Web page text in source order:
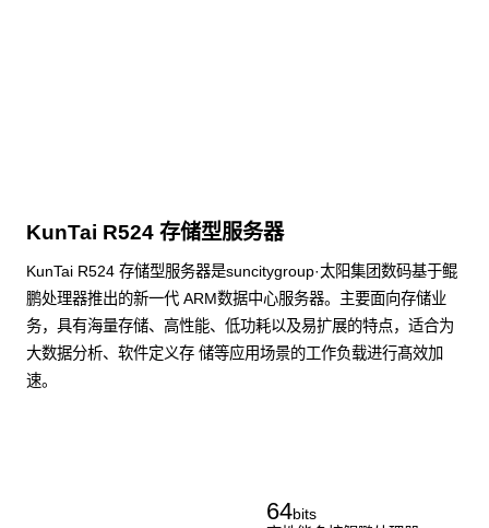
KunTai R524 存储型服务器
KunTai R524 存储型服务器是suncitygroup·太阳集团数码基于鲲
鹏处理器推出的新一代 ARM数据中心服务器。主要面向存储业
务，具有海量存储、高性能、低功耗以及易扩展的特点，适合为
大数据分析、软件定义存 储等应用场景的工作负载进行髙效加
速。
64bits